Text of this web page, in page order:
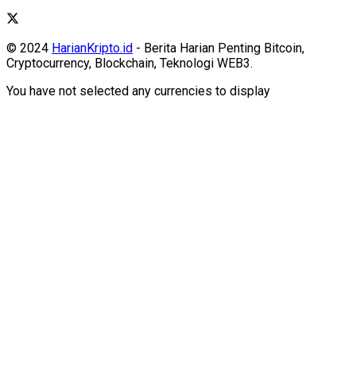
© 2024 HarianKripto.id - Berita Harian Penting Bitcoin,
Cryptocurrency, Blockchain, Teknologi WEB3.
You have not selected any currencies to display